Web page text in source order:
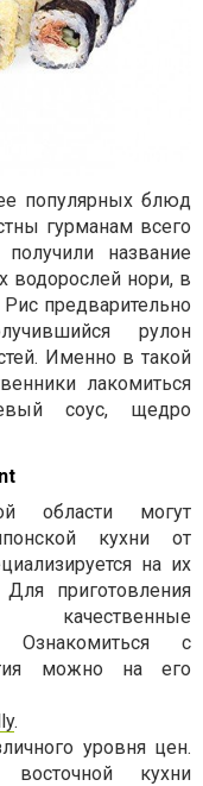
популярных блюд
гурманам всего
название
водорослей нори, в
предварительно
рулон
Именно в такой
лакомиться
соус, щедро
области могут
кухни от
на их
приготовления
Ознакомиться с
можно на его
.
уровня цен.
кухни